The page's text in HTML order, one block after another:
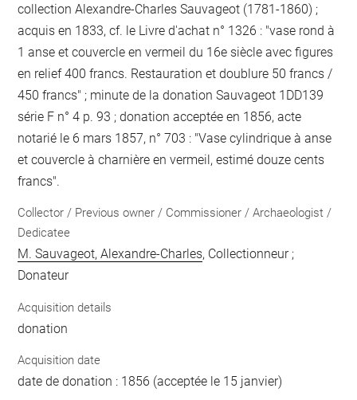
collection Alexandre-Charles Sauvageot (1781-1860) ;
acquis en 1833, cf. le Livre d'achat n° 1326 : "vase rond à
1 anse et couvercle en vermeil du 16e siècle avec figures
en relief 400 francs. Restauration et doublure 50 francs /
450 francs" ; minute de la donation Sauvageot 1DD139
série F n° 4 p. 93 ; donation acceptée en 1856, acte
notarié le 6 mars 1857, n° 703 : "Vase cylindrique à anse
et couvercle à charnière en vermeil, estimé douze cents
francs".
Collector / Previous owner / Commissioner / Archaeologist /
Dedicatee
M. Sauvageot, Alexandre-Charles, Collectionneur ;
Donateur
Acquisition details
donation
Acquisition date
date de donation : 1856 (acceptée le 15 janvier)